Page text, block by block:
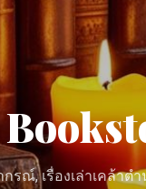
ข้ามไปที่เนื้
ณ์, เรื่องเล่าเคล้าต